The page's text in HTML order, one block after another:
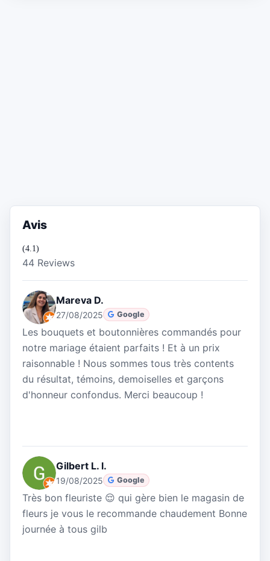
Avis
(4.1)
44 Reviews
Mareva D.
27/08/2025 Google
Les bouquets et boutonnières commandés pour
notre mariage étaient parfaits ! Et à un prix
raisonnable ! Nous sommes tous très contents
du résultat, témoins, demoiselles et garçons
d'honneur confondus. Merci beaucoup !
Gilbert L. l.
19/08/2025 Google
Très bon fleuriste 😌 qui gère bien le magasin de
fleurs je vous le recommande chaudement Bonne
journée à tous gilb